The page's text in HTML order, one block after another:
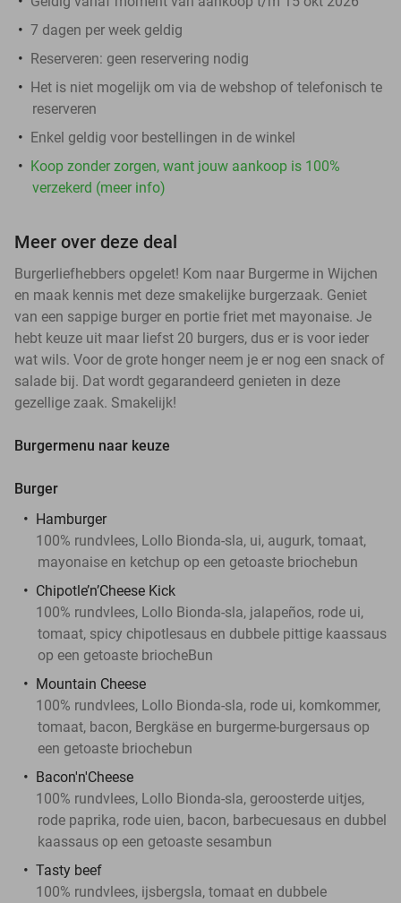
7 dagen per week geldig
Reserveren: geen reservering nodig
Het is niet mogelijk om via de webshop of telefonisch te
reserveren
Enkel geldig voor bestellingen in de winkel
Koop zonder zorgen, want jouw aankoop is 100%
verzekerd (meer info)
Meer over deze deal
Burgerliefhebbers opgelet! Kom naar Burgerme in Wijchen
en maak kennis met deze smakelijke burgerzaak. Geniet
van een sappige burger en portie friet met mayonaise. Je
hebt keuze uit maar liefst 20 burgers, dus er is voor ieder
wat wils. Voor de grote honger neem je er nog een snack of
salade bij. Dat wordt gegarandeerd genieten in deze
gezellige zaak. Smakelijk!
Burgermenu naar keuze
Burger
Hamburger
100% rundvlees, Lollo Bionda-sla, ui, augurk, tomaat,
mayonaise en ketchup op een getoaste briochebun
Chipotle’n’Cheese Kick
100% rundvlees, Lollo Bionda-sla, jalapeños, rode ui,
tomaat, spicy chipotlesaus en dubbele pittige kaassaus
op een getoaste briocheBun
Mountain Cheese
100% rundvlees, Lollo Bionda-sla, rode ui, komkommer,
tomaat, bacon, Bergkäse en burgerme-burgersaus op
een getoaste briochebun
Bacon'n'Cheese
100% rundvlees, Lollo Bionda-sla, geroosterde uitjes,
rode paprika, rode uien, bacon, barbecuesaus en dubbel
kaassaus op een getoaste sesambun
Tasty beef
100% rundvlees, ijsbergsla, tomaat en dubbele